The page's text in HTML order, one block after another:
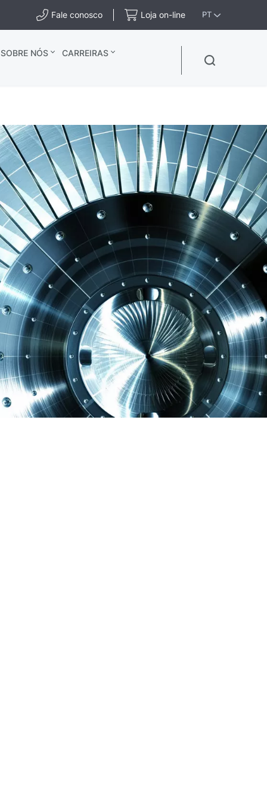
Fale conosco Loja on-line PT
SOBRE NÓS CARREIRAS